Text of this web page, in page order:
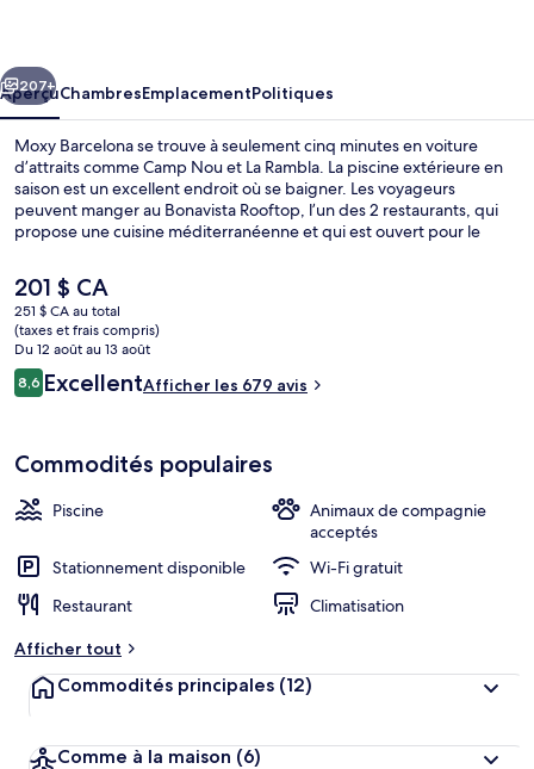
Suivant
207+
AperçuChambresEmplacementPolitiques
Moxy Barcelona se trouve à seulement cinq minutes en voiture
d’attraits comme Camp Nou et La Rambla. La piscine extérieure en
saison est un excellent endroit où se baigner. Les voyageurs
peuvent manger au Bonavista Rooftop, l’un des 2 restaurants, qui
propose une cuisine méditerranéenne et qui est ouvert pour le
d’entraînement physique ouvert en tout temps et un bar-salon. Les
autres voyageurs aiment le fait que le transport en commun se
trouve à une courte distance de marche : Station de métro Sants
Estació est à 3 minutes et Station de métro Tarragona, à 4 minutes.
Le
prix
actuel
est
de 201 $ CA
201 $ CA
251 $ CA au total
(taxes et frais compris)
Du 12 août au 13 août
Avis
8,68,6 sur 10 –
ExcellentAfficher les 679 avis
Commodités populaires
Piscine
Animaux de compagnie
acceptés
Stationnement disponible
Wi-Fi gratuit
Restaurant
Climatisation
Afficher tout
Commodités principales (12)
Comme à la maison (6)